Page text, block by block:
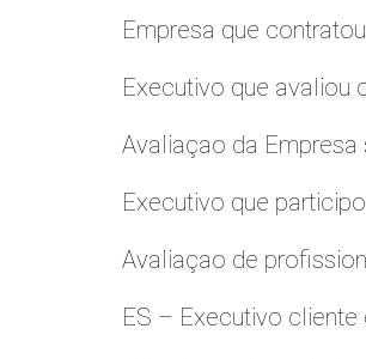
Empresa que
Executivo que avaliou
Avaliaçao da
Executivo que
Avaliaçao de
ES – Executivo